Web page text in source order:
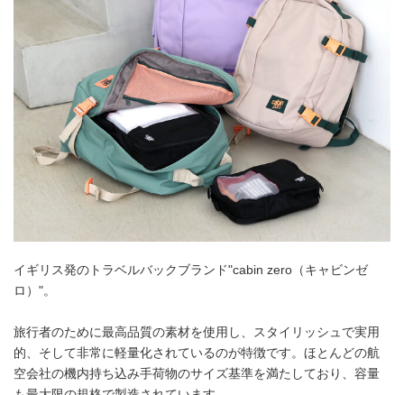
イギリス発のトラベルバックブランド"cabin zero（キャビンゼ
ロ）"。
旅行者のために最高品質の素材を使用し、スタイリッシュで実用
的、そして非常に軽量化されているのが特徴です。ほとんどの航
空会社の機内持ち込み手荷物のサイズ基準を満たしており、容量